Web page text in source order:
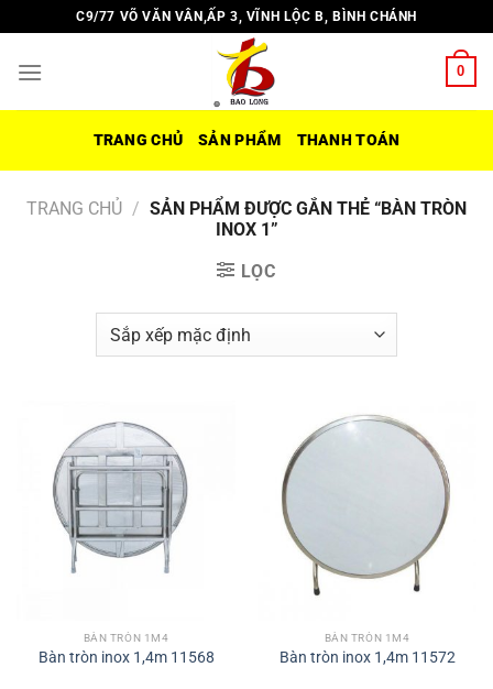
đến
nội
C9/77 VÕ VĂN VÂN,ẤP 3, VĨNH LỘC B, BÌNH CHÁNH
0
TRANG CHỦ SẢN PHẨM THANH TOÁN
TRANG CHỦ / SẢN PHẨM ĐƯỢC GẮN THẺ “BÀN TRÒN
INOX 1”
LỌC
BÀN TRÒN 1M4
Bàn tròn inox 1,4m 11568
BÀN TRÒN 1M4
Bàn tròn inox 1,4m 11572